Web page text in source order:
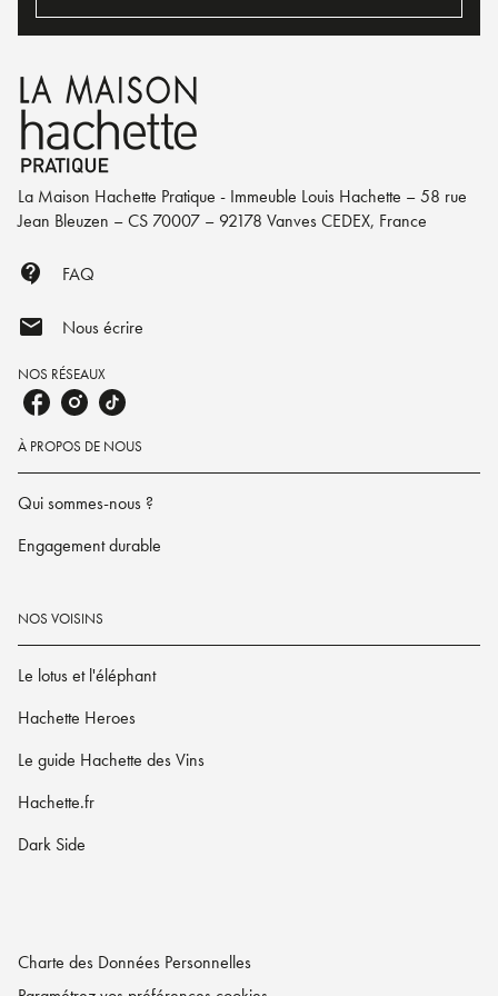
La Maison Hachette Pratique - Immeuble Louis Hachette – 58 rue
Jean Bleuzen – CS 70007 – 92178 Vanves CEDEX, France
contact_support FAQ
mail Nous écrire
NOS RÉSEAUX
À PROPOS DE NOUS
Qui sommes-nous ?
Engagement durable
NOS VOISINS
Le lotus et l'éléphant
Hachette Heroes
Le guide Hachette des Vins
Hachette.fr
Dark Side
Charte des Données Personnelles